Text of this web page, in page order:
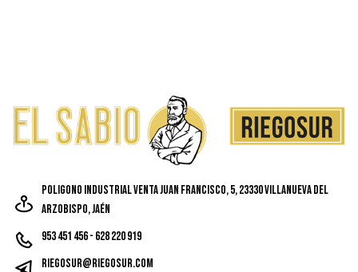
Poligono Industrial Venta Juan Francisco, 5, 23330 Villanueva del
Arzobispo, Jaén
953 451 456 - 628 220 919
riegosur@riegosur.com